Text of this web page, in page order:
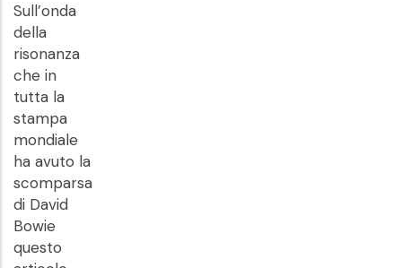
Sull’onda
della
risonanza
che in
tutta la
stampa
mondiale
ha avuto la
scomparsa
di David
Bowie
questo